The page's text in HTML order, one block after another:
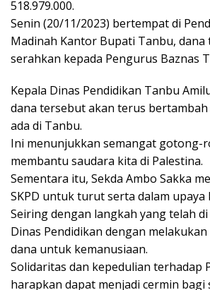
o
k
p
p
518.979.000.
Senin (20/11/2023) bertempat di
Madinah Kantor Bupati Tanbu, dana
serahkan kepada Pengurus Baznas
Kepala Dinas Pendidikan Tanbu
dana tersebut akan terus
ada di Tanbu.
Ini menunjukkan semangat gotong-
membantu saudara kita di Palestina.
Sementara itu, Sekda Ambo Sakka
SKPD untuk turut serta dalam upaya
Seiring dengan langkah yang telah
Dinas Pendidikan dengan
dana untuk kemanusiaan.
Solidaritas dan kepedulian terhadap
harapkan dapat menjadi cermin bagi